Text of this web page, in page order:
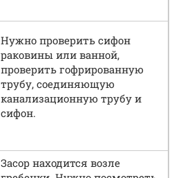
Нужно проверить сифон
раковины или ванной,
проверить гофрированную
трубу, соединяющую
канализационную трубу и
сифон.
Засор находится возле